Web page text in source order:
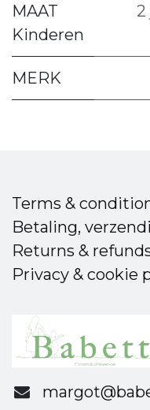
MAAT
Kinderen
2
MERK
Terms &
Betaling,
Returns &
Privacy & cookie